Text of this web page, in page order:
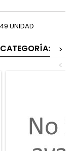
UNIDAD
>
<